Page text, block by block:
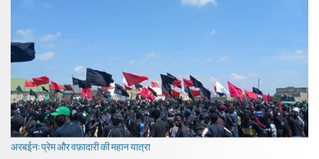
अरबईन: प्रेम और वफ़ादारी की महान यात्रा